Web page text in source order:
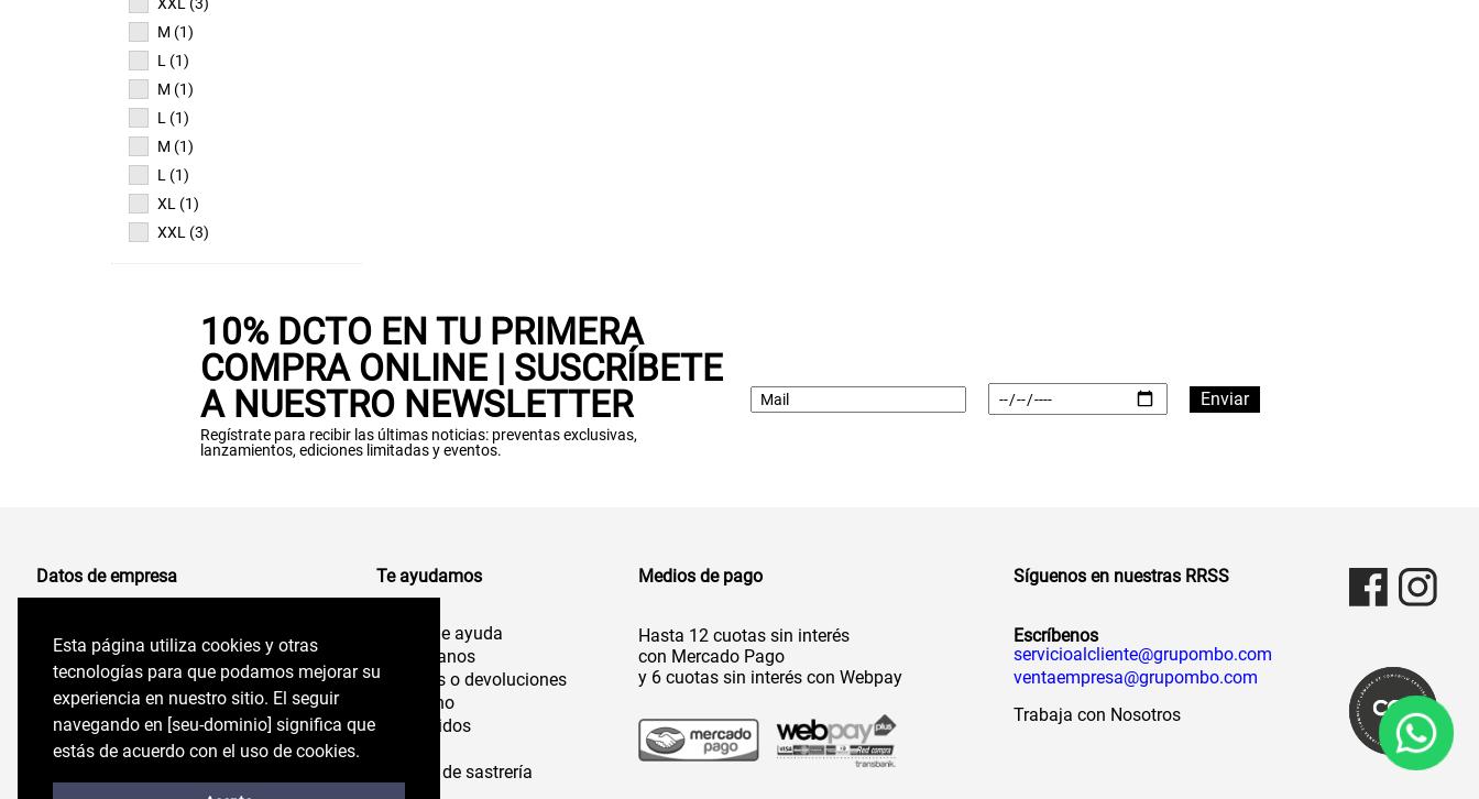
Esta página utiliza cookies y otras
tecnologías para que podamos mejorar su
experiencia en nuestro sitio. El seguir
navegando en perryellis.cl significa que estás
de acuerdo con el uso de cookies.
Esta página utiliza cookies y otras
tecnologías para que podamos mejorar su
experiencia en nuestro sitio. El seguir
navegando en [seu-dominio] significa que
estás de acuerdo con el uso de cookies.
M (1)
L (1)
M (1)
L (1)
M (1)
L (1)
XL (1)
XXL (3)
10% DCTO EN TU PRIMERA
COMPRA ONLINE | SUSCRÍBETE
A NUESTRO NEWSLETTER
Regístrate para recibir las últimas noticias: preventas exclusivas,
lanzamientos, ediciones limitadas y eventos.
Datos de empresa
Comercializadora de Vestuario S.A
96.554.710-K
Felix de Amesti 218,
Las Condes, Santiago,
Chile
Te ayudamos
Centro de ayuda
Contáctanos
Cambios o devoluciones
Despacho
Mis pedidos
Servicio de sastrería
Medios de pago
Hasta 12 cuotas sin interés
con Mercado Pago
y 6 cuotas sin interés con Webpay
Síguenos en nuestras RRSS
Escríbenos
servicioalcliente@grupombo.com
ventaempresa@grupombo.com
Trabaja con Nosotros